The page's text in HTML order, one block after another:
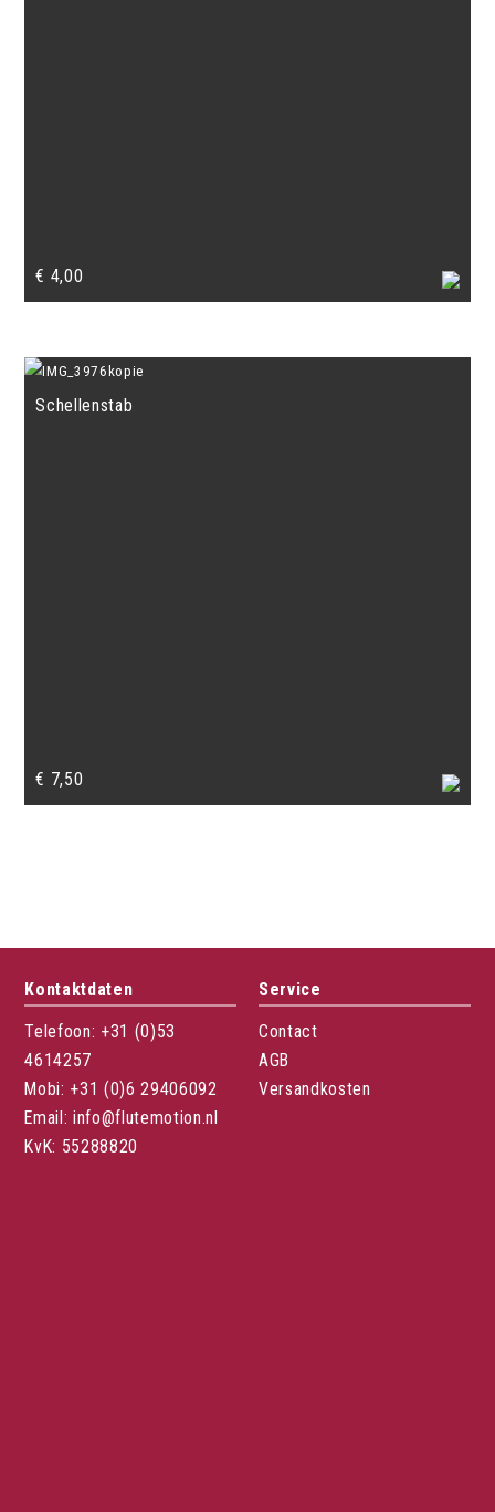
€ 4,00
Schellenstab
€ 7,50
Kontaktdaten
Telefoon: +31 (0)53
4614257
Mobi: +31 (0)6 29406092
Email: info@flutemotion.nl
KvK: 55288820
Service
Contact
AGB
Versandkosten